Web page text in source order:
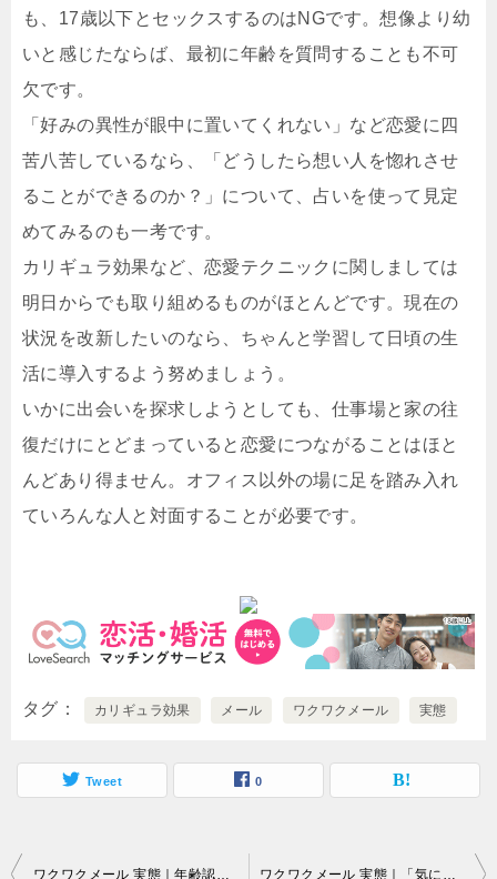
も、17歳以下とセックスするのはNGです。想像より幼
いと感じたならば、最初に年齢を質問することも不可
欠です。
「好みの異性が眼中に置いてくれない」など恋愛に四
苦八苦しているなら、「どうしたら想い人を惚れさせ
ることができるのか？」について、占いを使って見定
めてみるのも一考です。
カリギュラ効果など、恋愛テクニックに関しましては
明日からでも取り組めるものがほとんどです。現在の
状況を改新したいのなら、ちゃんと学習して日頃の生
活に導入するよう努めましょう。
いかに出会いを探求しようとしても、仕事場と家の往
復だけにとどまっていると恋愛につながることはほと
んどあり得ません。オフィス以外の場に足を踏み入れ
ていろんな人と対面することが必要です。
タグ カリギュラ効果 メール ワクワクメール 実態
Tweet 0
投 ワクワクメール 実態｜年齢認証を導入しているサイトにログインしているからと言ったところで…。 ワクワクメール 実態｜「気にかけている異性はいるんだけど…。